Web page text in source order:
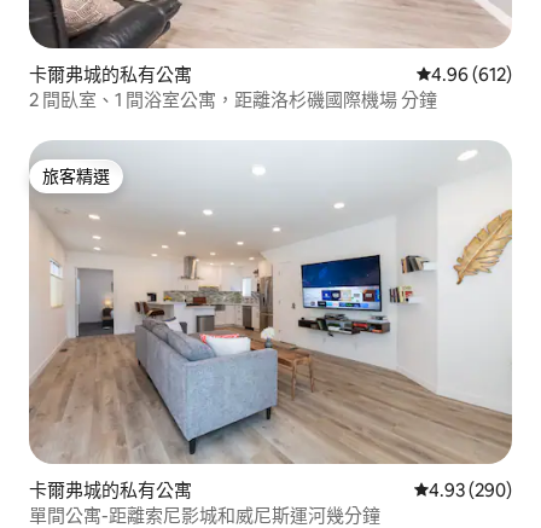
卡爾弗城的私有公寓 從 612 則評價
4.96 (612)
2 間臥室、1 間浴室公寓，距離洛杉磯國際機場 分鐘
旅客精選
旅客精選
卡爾弗城的私有公寓 從 290 則評價
4.93 (290)
單間公寓-距離索尼影城和威尼斯運河幾分鐘